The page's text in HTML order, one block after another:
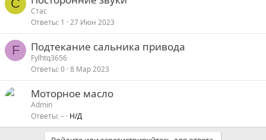
С
Стас
Ответы 1 27 Июн 2023
F Подтекание сальника привода
Fylhtq3656
Ответы 0 8 Мар 2023
е
Моторное масло
Admin
Ответы – Н/Д